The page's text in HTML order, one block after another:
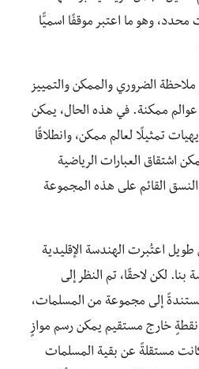
محدد، وهو ما اعتبر موقفًا اسميًّا
الضروري والممكن والتمييز
عوالم ممكنة. في هذه الحال، يمكن
تمثيلًا لعالم ممكن، وانطلاقًا
اشتقاق العبارات الرياضية
القائم على هذه المجموعة
طويل اعتُبرت الهندسة الإقليدية
بنا. لكن لاحقًا، تم النظر إلى
إلى مجموعة من المسلمات،
خارج مستقيم يمكن رسم موازٍ
مستقلةً عن بقية المسلمات